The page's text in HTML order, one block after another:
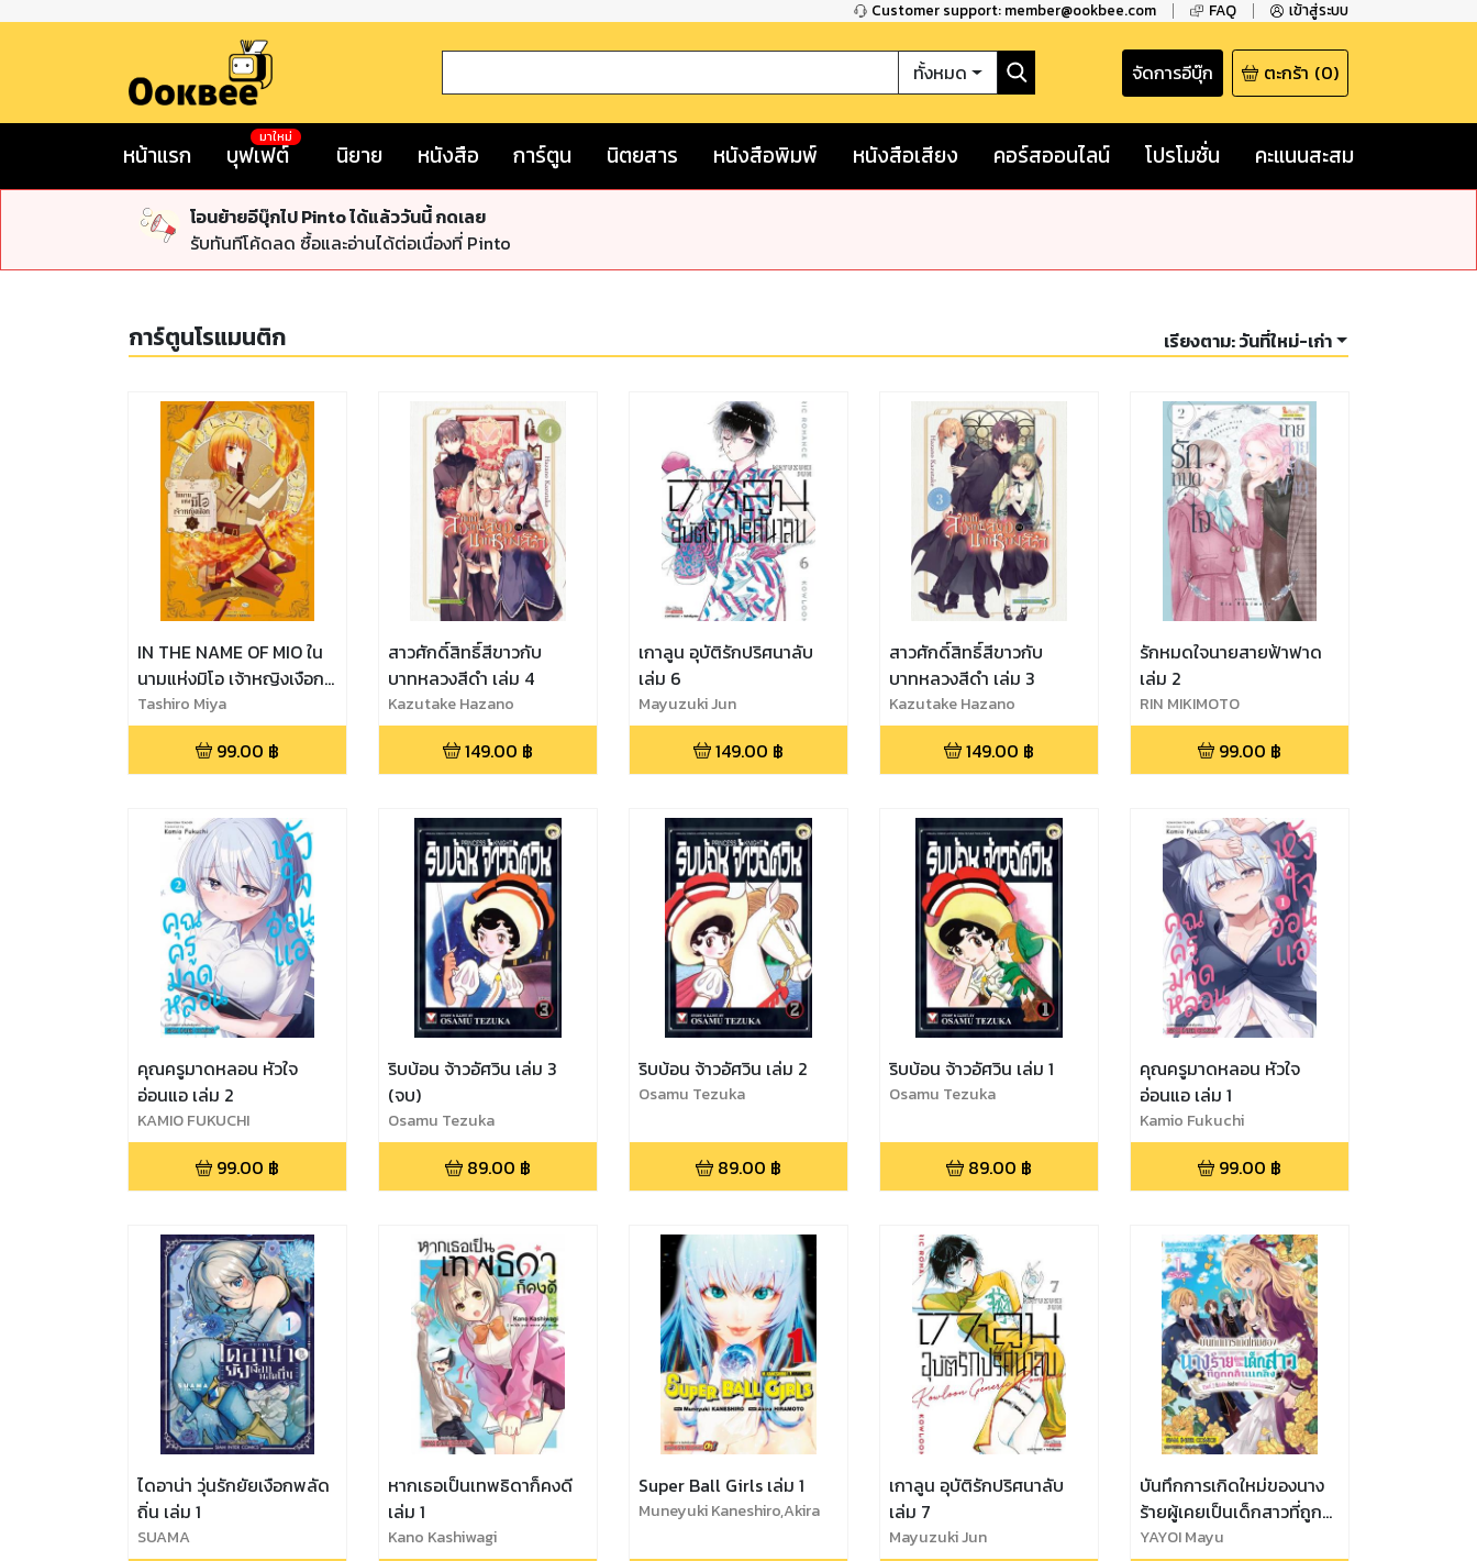
Customer support: member@ookbee.com FAQ เข้าสู่ระบบ
ทั้งหมด จัดการอีบุ๊ก ตะกร้า (0)
หน้าแรก บุฟเฟต์
มาใหม่
นิยาย หนังสือ การ์ตูน นิตยสาร หนังสือพิมพ์ หนังสือเสียง คอร์สออนไลน์ โปรโมชั่น คะแนนสะสม
โอนย้ายอีบุ๊กไป Pinto ได้แล้ววันนี้ กดเลย
รับทันทีโค้ดลด ซื้อและอ่านได้ต่อเนื่องที่ Pinto
การ์ตูนโรแมนติก เรียงตาม:วันที่ใหม่-เก่า
IN THE NAME OF MIO ใน
นามแห่งมิโอ เจ้าหญิงเงือก
เล่ม 06
Tashiro Miya
99.00 ฿
สาวศักดิ์สิทธิ์สีขาวกับ
บาทหลวงสีดำ เล่ม 4
Kazutake Hazano
149.00 ฿
เกาลูน อุบัติรักปริศนาลับ
เล่ม 6
Mayuzuki Jun
149.00 ฿
สาวศักดิ์สิทธิ์สีขาวกับ
บาทหลวงสีดำ เล่ม 3
Kazutake Hazano
149.00 ฿
รักหมดใจนายสายฟ้าฟาด
เล่ม 2
RIN MIKIMOTO
99.00 ฿
คุณครูมาดหลอน หัวใจ
อ่อนแอ เล่ม 2
KAMIO FUKUCHI
99.00 ฿
ริบบ้อน จ้าวอัศวิน เล่ม 3
(จบ)
Osamu Tezuka
89.00 ฿
ริบบ้อน จ้าวอัศวิน เล่ม 2
Osamu Tezuka
89.00 ฿
ริบบ้อน จ้าวอัศวิน เล่ม 1
Osamu Tezuka
89.00 ฿
คุณครูมาดหลอน หัวใจ
อ่อนแอ เล่ม 1
Kamio Fukuchi
99.00 ฿
ไดอาน่า วุ่นรักยัยเงือกพลัด
ถิ่น เล่ม 1
SUAMA
หากเธอเป็นเทพธิดาก็คงดี
เล่ม 1
Kano Kashiwagi
Super Ball Girls เล่ม 1
Muneyuki Kaneshiro,Akira
เกาลูน อุบัติรักปริศนาลับ
เล่ม 7
Mayuzuki Jun
บันทึกการเกิดใหม่ของนาง
ร้ายผู้เคยเป็นเด็กสาวที่ถูก
กลั่นแกล้งฯ เล่ม 1
YAYOI Mayu